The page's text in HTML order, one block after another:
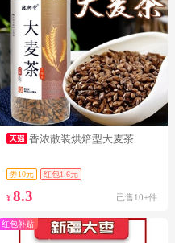
香浓散装烘焙型大麦茶
券10元 红包1.6元
¥8.3 已售10+件
红包补贴